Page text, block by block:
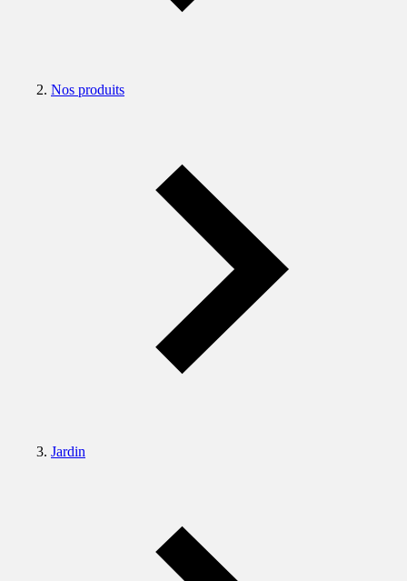
Nos produits
Jardin